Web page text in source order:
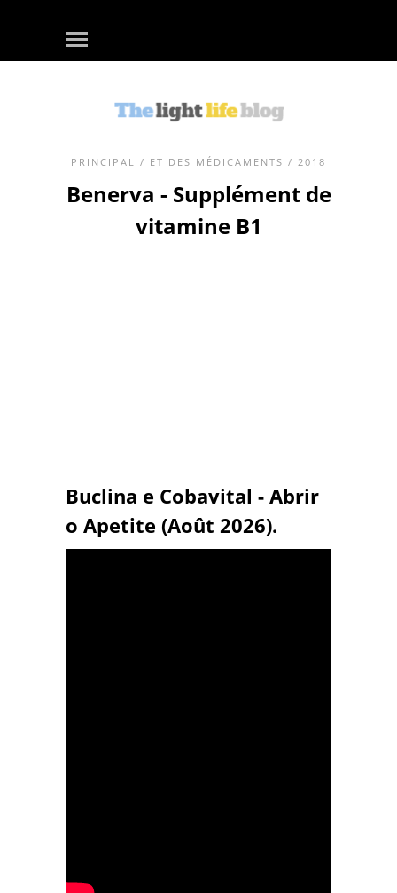
PRINCIPAL / ET DES MÉDICAMENTS / 2018
Benerva - Supplément de
vitamine B1
Buclina e Cobavital - Abrir
o Apetite (Août 2026).